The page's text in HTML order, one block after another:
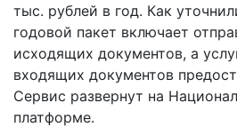
тыс. рублей в год. Как
годовой пакет включает
исходящих документов, а
входящих документов
Сервис развернут на
платформе.